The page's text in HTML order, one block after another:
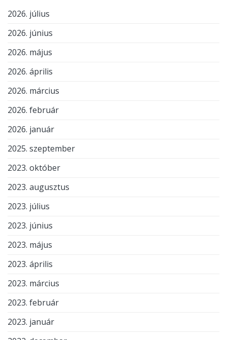
2026. július
2026. június
2026. május
2026. április
2026. március
2026. február
2026. január
2025. szeptember
2023. október
2023. augusztus
2023. július
2023. június
2023. május
2023. április
2023. március
2023. február
2023. január